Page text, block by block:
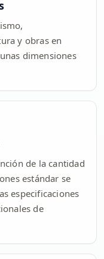
y obras en
dimensiones
de la cantidad
estándar se
especificaciones
de